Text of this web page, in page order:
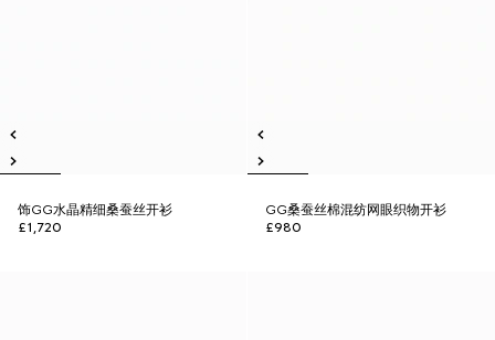
饰GG水晶精细桑蚕丝开衫
£1,720
GG桑蚕丝棉混纺网眼织物开衫
£980